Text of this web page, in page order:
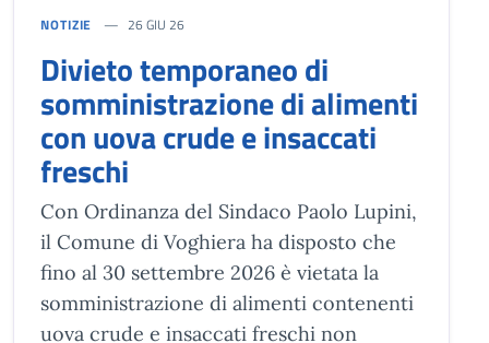
NOTIZIE 26 GIU 26
Divieto temporaneo di
somministrazione di alimenti
con uova crude e insaccati
freschi
Con Ordinanza del Sindaco Paolo Lupini,
il Comune di Voghiera ha disposto che
fino al 30 settembre 2026 è vietata la
somministrazione di alimenti contenenti
uova crude e insaccati freschi non